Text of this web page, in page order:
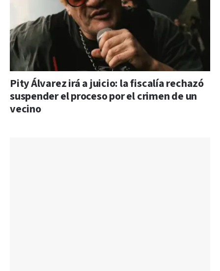
Pity Álvarez irá a juicio: la fiscalía rechazó
suspender el proceso por el crimen de un
vecino